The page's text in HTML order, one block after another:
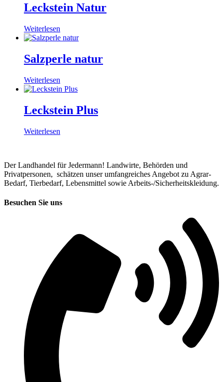
Leckstein Natur
Weiterlesen
Salzperle natur
Weiterlesen
Leckstein Plus
Weiterlesen
Der Landhandel für Jedermann! Landwirte, Behörden und
Privatpersonen, schätzen unser umfangreiches Angebot zu Agrar-
Bedarf, Tierbedarf, Lebensmittel sowie Arbeits-/Sicherheitskleidung.
Besuchen Sie uns